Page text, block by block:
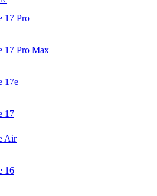
17 Pro
17 Pro Max
17e
17
Air
16